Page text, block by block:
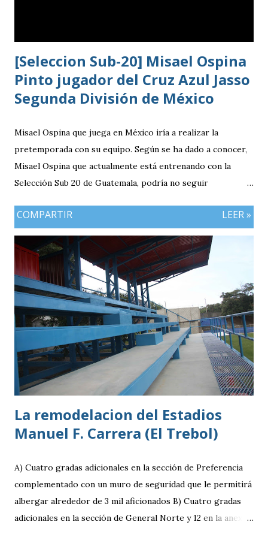
[Seleccion Sub-20] Misael Ospina
Pinto jugador del Cruz Azul Jasso
Segunda División de México
Misael Ospina que juega en México iría a realizar la
pretemporada con su equipo. Según se ha dado a conocer,
Misael Ospina que actualmente está entrenando con la
Selección Sub 20 de Guatemala, podría no seguir
Cruz Azul de México iniciará a realizar su pretemporada.
Bio Ospina, de madre guatemalteca y padre colombiano,
vivía en Estados Unidos antes de ir a ser una prueba a la
filial del Cruz Azul de México, club al que se vinculó tras
destacar en una gira en Europa. Misael Ospina Pinto Lugar
y fecha de nacimiento: Barberena, Santa Rosa, 29 de julio
1996 Posición: Volante por derecha Peso: 143 libras
Estatura: 1.75 metros Equipo: Cruz Azul de Segunda
División de México Estudios: Quinto bachillerato en México
via. luchosolares.blogspot.com
COMPARTIR LEER »
La remodelacion del Estadios
Manuel F. Carrera (El Trebol)
A) Cuatro gradas adicionales en la sección de Preferencia
complementado con un muro de seguridad que le permitirá
albergar alrededor de 3 mil aficionados B) Cuatro gradas
adicionales en la sección de General Norte y 12 en la anexa